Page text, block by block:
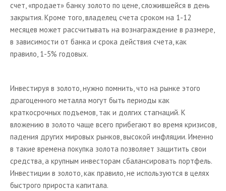
счет, «продает» банку золото по цене, сложившейся в день
закрытия. Кроме того, владелец счета сроком на 1-12
месяцев может рассчитывать на вознаграждение в размере,
в зависимости от банка и срока действия счета, как
правило, 1-5% годовых.
Инвестируя в золото, нужно помнить, что на рынке этого
драгоценного металла могут быть периоды как
краткосрочных подъемов, так и долгих стагнаций. К
вложению в золото чаще всего прибегают во время кризисов,
падения других мировых рынков, высокой инфляции. Именно
в такие времена покупка золота позволяет защитить свои
средства, а крупным инвесторам сбалансировать портфель.
Инвестиции в золото, как правило, не используются в целях
быстрого прироста капитала.